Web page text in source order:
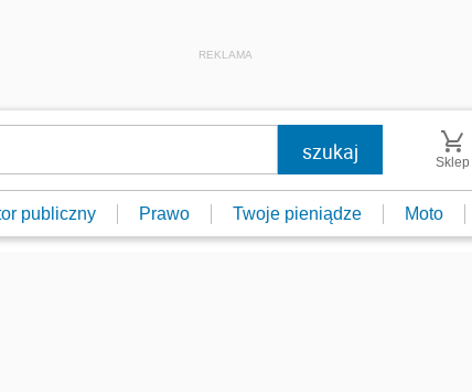
REKLAMA
Sklep
publiczny Prawo Twoje pieniądze Moto